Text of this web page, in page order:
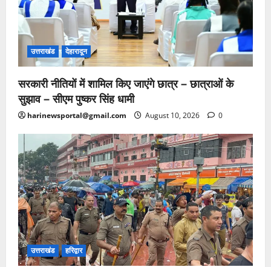
उत्तराखंड देहारादून
सरकारी नीतियों में शामिल किए जाएंगे छात्र – छात्राओं के
सुझाव – सीएम पुष्कर सिंह धामी
harinewsportal@gmail.com August 10, 2026 0
उत्तराखंड हरिद्वार